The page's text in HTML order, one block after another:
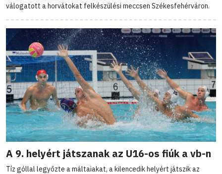
válogatott a horvátokat felkészülési meccsen Székesfehérváron.
A 9. helyért játszanak az U16-os fiúk a vb-n
Tíz góllal legyőzte a máltaiakat, a kilencedik helyért játszik az